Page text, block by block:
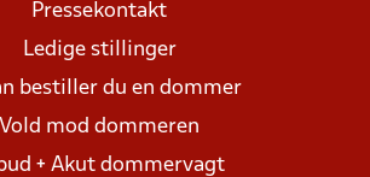
Pressekontakt
Ledige stillinger
bestiller du en dommer
Vold mod dommeren
+ Akut dommervagt